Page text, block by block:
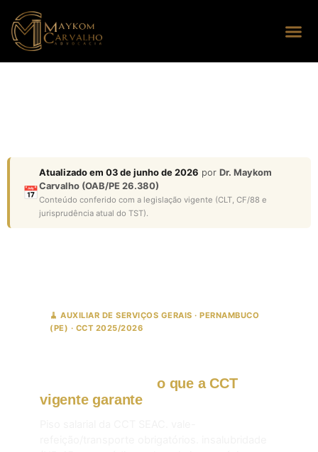
📅
Atualizado em 03 de junho de 2026 por Dr. Maykom
Carvalho (OAB/PE 26.380)
Conteúdo conferido com a legislação vigente (CLT, CF/88 e
jurisprudência atual do TST).
🧹 AUXILIAR DE SERVIÇOS GERAIS · PERNAMBUCO
(PE) · CCT 2025/2026
em Pernambuco:o que a CCT
vigente garante